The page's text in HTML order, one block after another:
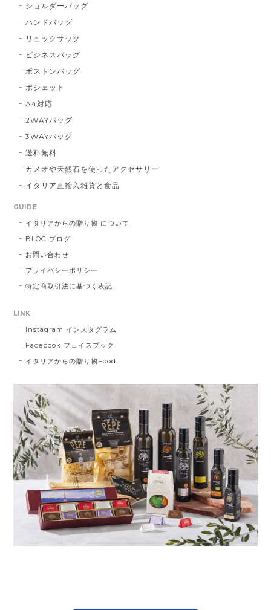
ショルダーバッグ
ハンドバッグ
リュックサック
ビジネスバッグ
ボストンバッグ
ポシェット
A4対応
2WAYバッグ
3WAYバッグ
送料無料
カメオや天然石を使ったアクセサリー
イタリア直輸入雑貨と食品
GUIDE
イタリアからの贈り物 について
BLOG ブログ
お問い合わせ
プライバシーポリシー
特定商取引法に基づく表記
LINK
Instagram インスタグラム
Facebook フェイスブック
イタリアからの贈り物Food